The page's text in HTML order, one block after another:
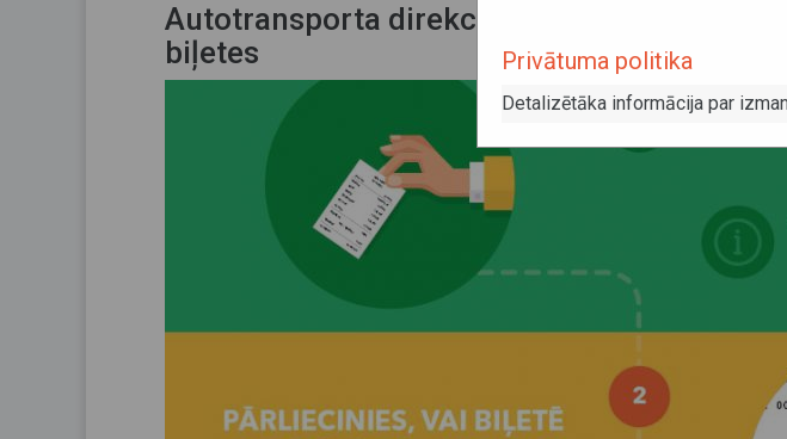
Autotransporta direkcija aicina pasažierus
biļetes
Privātuma politika
Detalizētāka informācija par